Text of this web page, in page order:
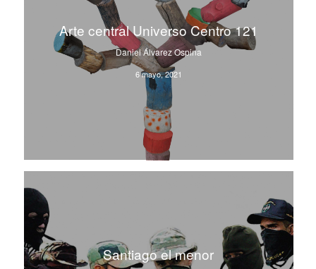
Arte central Universo Centro 121
Daniel Álvarez Ospina
6 mayo, 2021
Santiago el menor